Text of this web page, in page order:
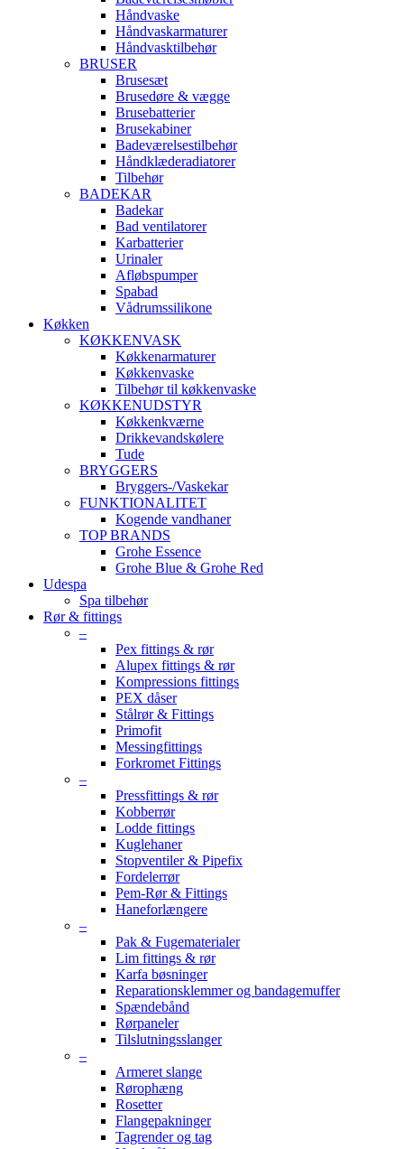
Håndvaske
Håndvaskarmaturer
Håndvasktilbehør
BRUSER
Brusesæt
Brusedøre & vægge
Brusebatterier
Brusekabiner
Badeværelsestilbehør
Håndklæderadiatorer
Tilbehør
BADEKAR
Badekar
Bad ventilatorer
Karbatterier
Urinaler
Afløbspumper
Spabad
Vådrumssilikone
Køkken
KØKKENVASK
Køkkenarmaturer
Køkkenvaske
Tilbehør til køkkenvaske
KØKKENUDSTYR
Køkkenkværne
Drikkevandskølere
Tude
BRYGGERS
Bryggers-/Vaskekar
FUNKTIONALITET
Kogende vandhaner
TOP BRANDS
Grohe Essence
Grohe Blue & Grohe Red
Udespa
Spa tilbehør
Rør & fittings
–
Pex fittings & rør
Alupex fittings & rør
Kompressions fittings
PEX dåser
Stålrør & Fittings
Primofit
Messingfittings
Forkromet Fittings
–
Pressfittings & rør
Kobberrør
Lodde fittings
Kuglehaner
Stopventiler & Pipefix
Fordelerrør
Pem-Rør & Fittings
Haneforlængere
–
Pak & Fugematerialer
Lim fittings & rør
Karfa bøsninger
Reparationsklemmer og bandagemuffer
Spændebånd
Rørpaneler
Tilslutningsslanger
–
Armeret slange
Rørophæng
Rosetter
Flangepakninger
Tagrender og tag